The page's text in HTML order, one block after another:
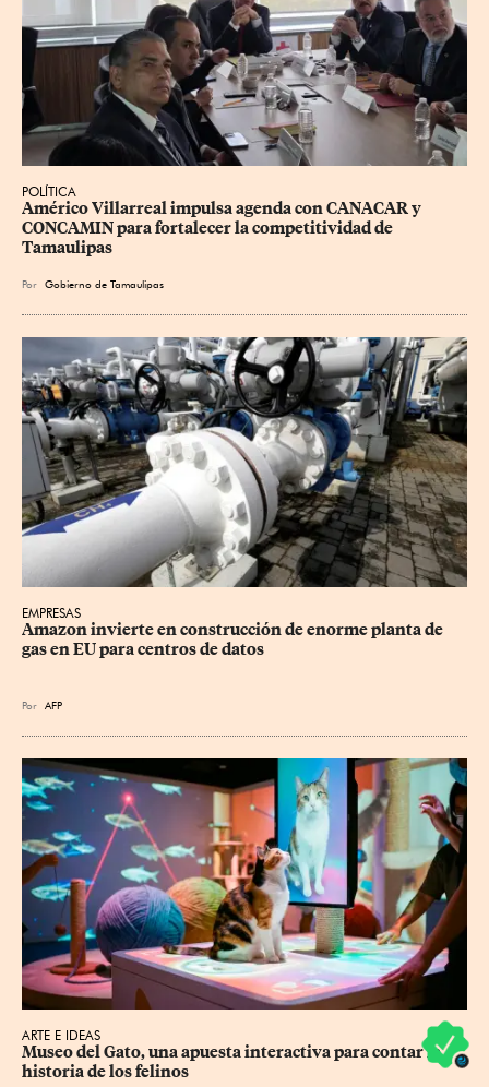
POLÍTICA
Américo Villarreal impulsa agenda con CANACAR y
CONCAMIN para fortalecer la competitividad de
Tamaulipas
Por Gobierno de Tamaulipas
EMPRESAS
Amazon invierte en construcción de enorme planta de
gas en EU para centros de datos
Por AFP
ARTE E IDEAS
Museo del Gato, una apuesta interactiva para contar la
historia de los felinos